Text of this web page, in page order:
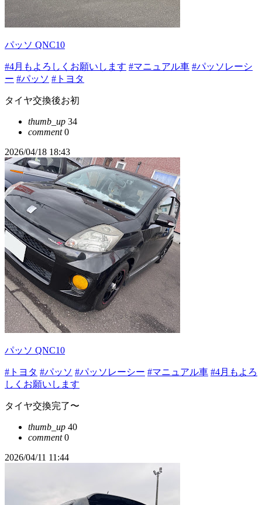
パッソ QNC10
#4月もよろしくお願いします #マニュアル車 #パッソレーシ
ー #パッソ #トヨタ
タイヤ交換後お初
thumb_up 34
comment0
2026/04/18 18:43
パッソ QNC10
#トヨタ #パッソ #パッソレーシー #マニュアル車 #4月もよろ
しくお願いします
タイヤ交換完了〜
thumb_up 40
comment0
2026/04/11 11:44